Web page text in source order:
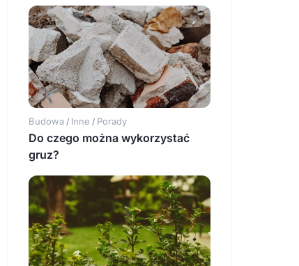
Budowa / Inne / Porady
Do czego można wykorzystać
gruz?